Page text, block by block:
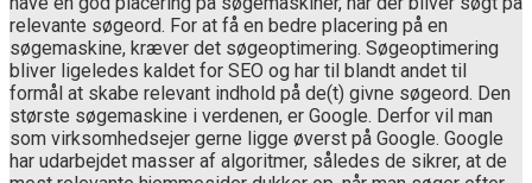
relevante søgeord. For at få en bedre placering på en
søgemaskine, kræver det søgeoptimering. Søgeoptimering
bliver ligeledes kaldet for SEO og har til blandt andet til
formål at skabe relevant indhold på de(t) givne søgeord. Den
største søgemaskine i verdenen, er Google. Derfor vil man
som virksomhedsejer gerne ligge øverst på Google. Google
har udarbejdet masser af algoritmer, således de sikrer, at de